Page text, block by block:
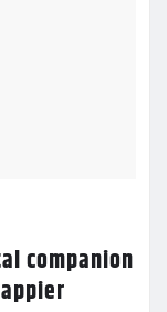
companion